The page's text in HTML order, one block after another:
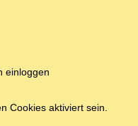
einloggen
Cookies aktiviert sein.